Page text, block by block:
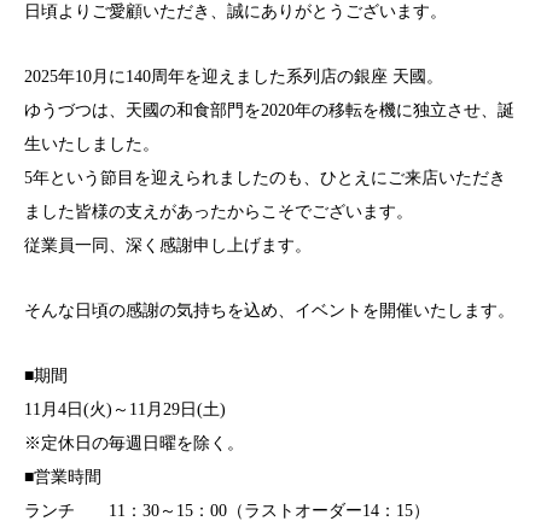
日頃よりご愛顧いただき、誠にありがとうございます。
2025年10月に140周年を迎えました系列店の銀座 天國。
ゆうづつは、天國の和食部門を2020年の移転を機に独立させ、誕
生いたしました。
5年という節目を迎えられましたのも、ひとえにご来店いただき
ました皆様の支えがあったからこそでございます。
従業員一同、深く感謝申し上げます。
そんな日頃の感謝の気持ちを込め、イベントを開催いたします。
■期間
11月4日(火)～11月29日(土)
※定休日の毎週日曜を除く。
■営業時間
ランチ 11：30～15：00（ラストオーダー14：15）